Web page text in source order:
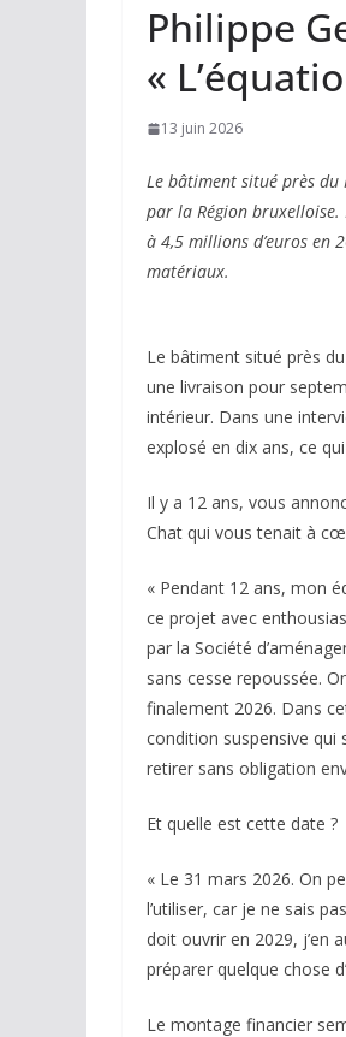
Philippe
«
13 juin 2026
Le bâtiment situé près du
par la Région
à 4,5 millions d’euros en
matériaux.
Le bâtiment situé près
une livraison pour
intérieur. Dans une
explosé en dix ans, ce
Il y a 12 ans, vous
Chat qui vous tenait à
« Pendant 12 ans, mon
ce projet avec
par la Société
sans cesse repoussée.
finalement 2026. Dans
condition suspensive qui
retirer sans obligation
Et quelle est cette date ?
« Le 31 mars 2026. On
l’utiliser, car je ne sais
doit ouvrir en 2029, j’en
préparer quelque chose
Le montage financier